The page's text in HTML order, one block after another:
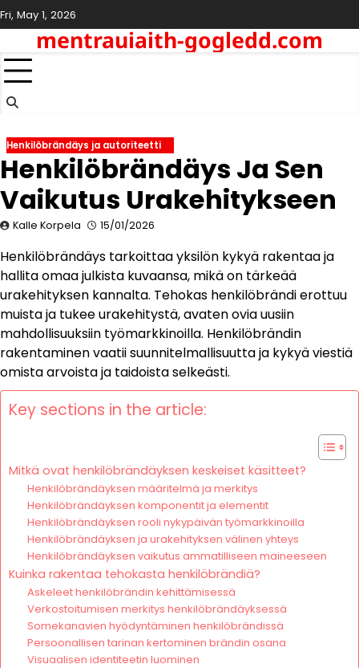
Skip
to
content
Fri, May 1, 2026
mentrauiaith-gogledd.com
Henkilöbrändäys ja autoriteetti
Henkilöbrändäys Ja Sen
Vaikutus Urakehitykseen
Kalle Korpela 15/01/2026
Henkilöbrändäys tarkoittaa yksilön kykyä rakentaa ja
hallita omaa julkista kuvaansa, mikä on tärkeää
urakehityksen kannalta. Tehokas henkilöbrändi erottuu
muista ja tukee urakehitystä, avaten ovia uusiin
mahdollisuuksiin työmarkkinoilla. Henkilöbrändin
rakentaminen vaatii suunnitelmallisuutta ja kykyä viestiä
omista arvoista ja taidoista selkeästi.
Key sections in the article:
Mitkä ovat henkilöbrändäyksen keskeiset käsitteet?
Henkilöbrändäyksen määritelmä ja merkitys
Henkilöbrändäyksen komponentit ja elementit
Henkilöbrändäyksen rooli nykypäivän työmarkkinoilla
Henkilöbrändäyksen ja urakehityksen välinen yhteys
Henkilöbrändäyksen vaikutus ammatilliseen maineeseen
Kuinka rakentaa tehokasta henkilöbrändiä?
Askeleet henkilöbrändin kehittämisessä
Verkostoitumisen merkitys henkilöbrändäyksessä
Somekanavien hyödyntäminen henkilöbrändissä
Persoonallisen tarinan kertominen brändin osana
Visuaalisen identiteetin luominen